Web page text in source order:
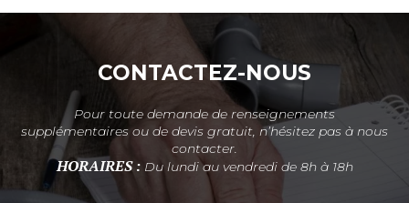
CONTACTEZ-NOUS
Pour toute demande de renseignements
supplémentaires ou de devis gratuit, n’hésitez pas à nous
contacter.
HORAIRES : Du lundi au vendredi de 8h à 18h